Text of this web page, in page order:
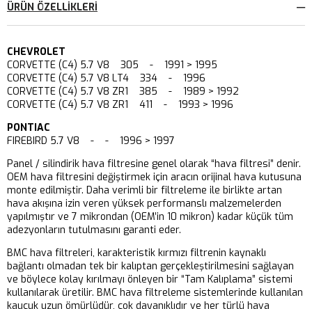
ÜRÜN ÖZELLIKLERI
CHEVROLET
CORVETTE (C4) 5.7 V8 305 - 1991 > 1995
CORVETTE (C4) 5.7 V8 LT4 334 - 1996
CORVETTE (C4) 5.7 V8 ZR1 385 - 1989 > 1992
CORVETTE (C4) 5.7 V8 ZR1 411 - 1993 > 1996
PONTIAC
FIREBIRD 5.7 V8 - - 1996 > 1997
Panel / silindirik hava filtresine genel olarak “hava filtresi” denir.
OEM hava filtresini değiştirmek için aracın orijinal hava kutusuna
monte edilmiştir. Daha verimli bir filtreleme ile birlikte artan
hava akışına izin veren yüksek performanslı malzemelerden
yapılmıştır ve 7 mikrondan (OEM’in 10 mikron) kadar küçük tüm
adezyonların tutulmasını garanti eder.
BMC hava filtreleri, karakteristik kırmızı filtrenin kaynaklı
bağlantı olmadan tek bir kalıptan gerçekleştirilmesini sağlayan
ve böylece kolay kırılmayı önleyen bir “Tam Kalıplama” sistemi
kullanılarak üretilir. BMC hava filtreleme sistemlerinde kullanılan
kauçuk uzun ömürlüdür, çok dayanıklıdır ve her türlü hava